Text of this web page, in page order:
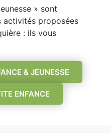
» sont
activités proposées
: ils vous
& JEUNESSE
ENFANCE